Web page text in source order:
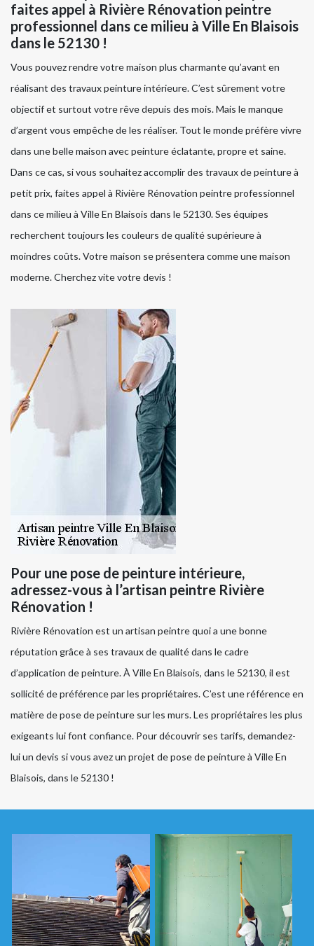
faites appel à Rivière Rénovation peintre
professionnel dans ce milieu à Ville En Blaisois
dans le 52130 !
Vous pouvez rendre votre maison plus charmante qu’avant en
réalisant des travaux peinture intérieure. C’est sûrement votre
objectif et surtout votre rêve depuis des mois. Mais le manque
d’argent vous empêche de les réaliser. Tout le monde préfère vivre
dans une belle maison avec peinture éclatante, propre et saine.
Dans ce cas, si vous souhaitez accomplir des travaux de peinture à
petit prix, faites appel à Rivière Rénovation peintre professionnel
dans ce milieu à Ville En Blaisois dans le 52130. Ses équipes
recherchent toujours les couleurs de qualité supérieure à
moindres coûts. Votre maison se présentera comme une maison
moderne. Cherchez vite votre devis !
Pour une pose de peinture intérieure,
adressez-vous à l’artisan peintre Rivière
Rénovation !
Rivière Rénovation est un artisan peintre quoi a une bonne
réputation grâce à ses travaux de qualité dans le cadre
d’application de peinture. À Ville En Blaisois, dans le 52130, il est
sollicité de préférence par les propriétaires. C’est une référence en
matière de pose de peinture sur les murs. Les propriétaires les plus
exigeants lui font confiance. Pour découvrir ses tarifs, demandez-
lui un devis si vous avez un projet de pose de peinture à Ville En
Blaisois, dans le 52130 !